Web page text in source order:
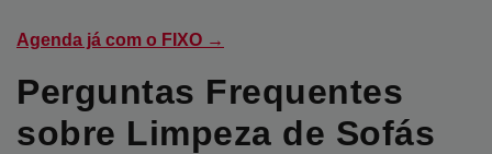
Agenda já com o FIXO →
Perguntas Frequentes
sobre Limpeza de Sofás